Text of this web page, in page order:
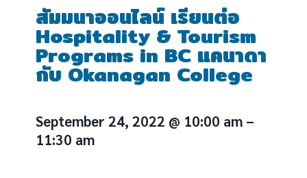
สัมมนาออนไลน์ เรียนต่อ
Hospitality & Tourism
Programs in BC แคนาดา
กับ Okanagan College
September 24, 2022 @ 10:00 am –
11:30 am